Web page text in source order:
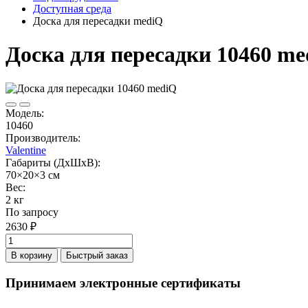
Доступная среда
Доска для пересадки mediQ
Доска для пересадки 10460
Модель:
10460
Производитель:
Valentine
Габариты (ДхШхВ):
70×20×3 см
Вес:
2 кг
По запросу
2630 ₽
В корзину Быстрый заказ
Принимаем электронные сертификаты